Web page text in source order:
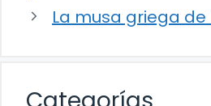
La musa griega